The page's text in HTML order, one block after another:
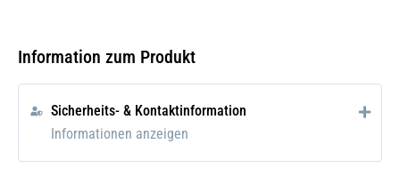
Zur allgemeinen Innenraumpflege im
Kraftfahrzeug. Für matte und spröde
Kunststoffe wie Spoiler und Stoßstangen.
Bei quietschenden Armaturbrettern.
Information zum Produkt
Sicherheits- & Kontaktinformation
Informationen anzeigen